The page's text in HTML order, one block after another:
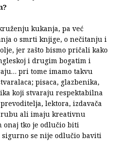
kukanja, pa već
o smrti knjige, o nečitanju i
jer zašto bismo pričali kako
i drugim bogatim i
pri tome imamo takvu
pisaca, glazbenika,
koji stvaraju respektabilna
lektora, izdavača
ali imaju kreativnu
onaj tko je odlučio biti
se nije odlučio baviti